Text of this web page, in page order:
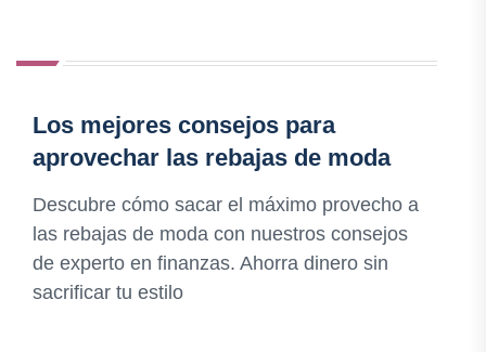
Los mejores consejos para
aprovechar las rebajas de moda
Descubre cómo sacar el máximo provecho a
las rebajas de moda con nuestros consejos
de experto en finanzas. Ahorra dinero sin
sacrificar tu estilo